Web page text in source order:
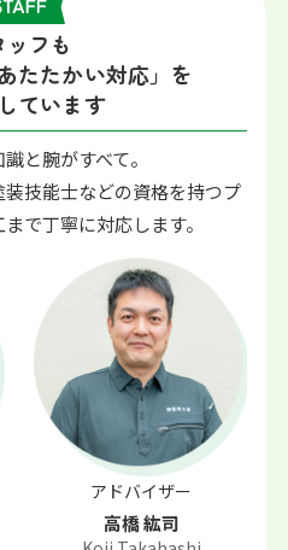
ッフも
たたかい対応」を
ています
と腕がすべて。
技能士などの資格を持つプ
で丁寧に対応します。
アドバイザー
高橋 紘司